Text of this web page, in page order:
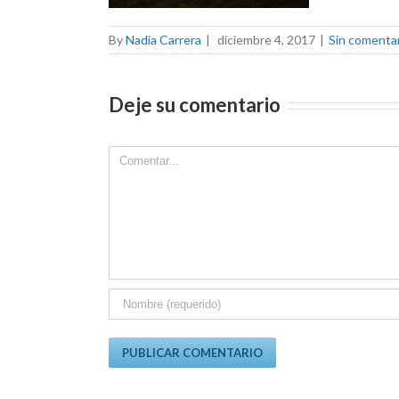
ByNadia Carrera | diciembre 4, 2017 | Sin
Deje su comentario
Comment